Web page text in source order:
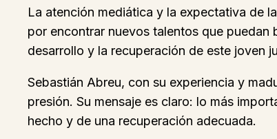
La atención mediática y la expectativa de
por encontrar nuevos talentos que puedan
desarrollo y la recuperación de este joven
Sebastián Abreu, con su experiencia y
presión. Su mensaje es claro: lo más
hecho y de una recuperación adecuada.